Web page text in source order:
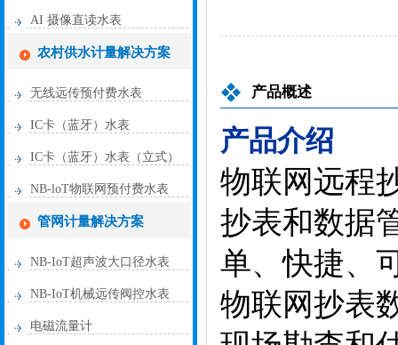
AI 摄像直读水表
农村供水计量解决方案
无线远传预付费水表
IC卡（蓝牙）水表
IC卡（蓝牙）水表（立式）
NB-loT物联网预付费水表
管网计量解决方案
NB-IoT超声波大口径水表
NB-IoT机械远传阀控水表
电磁流量计
产品概述
产品介绍
物联网远程
抄表和数据
单、快捷、
物联网抄表